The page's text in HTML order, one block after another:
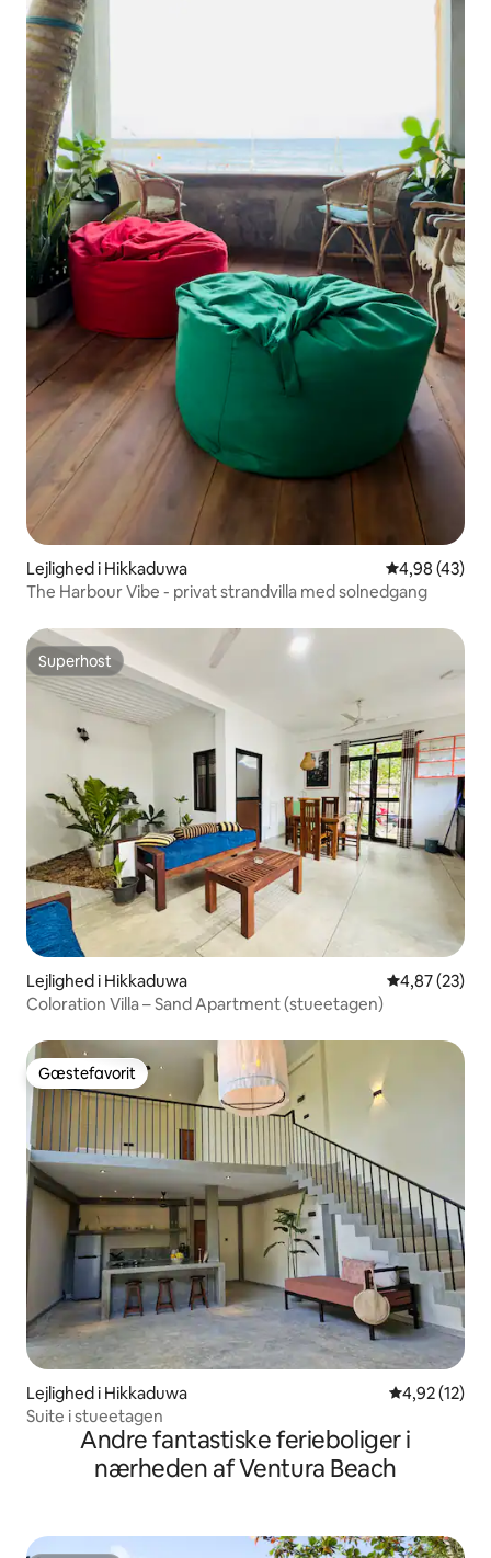
Lejlighed i Hikkaduwa 4,98 ud af 5 i
4,98 (43)
The Harbour Vibe - privat strandvilla med solnedgang
Superhost
Superhost
Lejlighed i Hikkaduwa 4,87 ud af 5 i
4,87 (23)
Coloration Villa – Sand Apartment (stueetagen)
Gæstefavorit
Gæstefavorit
Lejlighed i Hikkaduwa 4,92 ud af 5
4,92 (12)
Suite i stueetagen
Andre fantastiske ferieboliger i
nærheden af Ventura Beach